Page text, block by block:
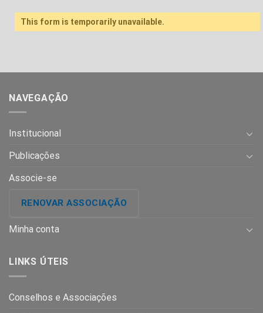
This form is temporarily unavailable.
NAVEGAÇÃO
Institucional
Publicações
Associe-se
RENOVAR ASSOCIAÇÃO
Minha conta
LINKS ÚTEIS
Conselhos e Associações